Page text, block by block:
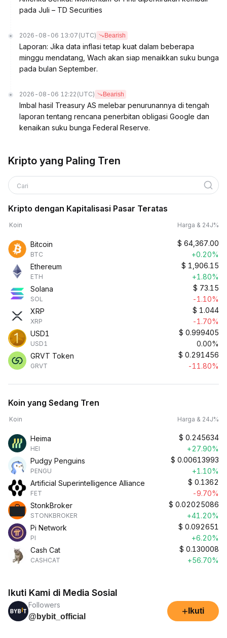
pada Juli – TD Securities
2026-08-06 13:07 (UTC) Bearish
Laporan: Jika data inflasi tetap kuat dalam beberapa
minggu mendatang, Wach akan siap menaikkan suku bunga
pada bulan September.
2026-08-06 12:22 (UTC) Bearish
Imbal hasil Treasury AS melebar penurunannya di tengah
laporan tentang rencana penerbitan obligasi Google dan
kenaikan suku bunga Federal Reserve.
Kripto yang Paling Tren
Cari
Kripto dengan Kapitalisasi Pasar Teratas
Koin Harga & 24J%
Bitcoin
BTC
$ 64,367.00
+0.20%
Ethereum
ETH
$ 1,906.15
+1.80%
Solana
SOL
$ 73.15
-1.10%
XRP
XRP
$ 1.044
-1.70%
USD1
USD1
$ 0.999405
0.00%
GRVT Token
GRVT
$ 0.291456
-11.80%
Koin yang Sedang Tren
Koin Harga & 24J%
Heima
HEI
$ 0.245634
+27.90%
Pudgy Penguins
PENGU
$ 0.00613993
+1.10%
Artificial Superintelligence Alliance
FET
$ 0.1362
-9.70%
StonkBroker
STONKBROKER
$ 0.02025086
+41.20%
Pi Network
PI
$ 0.092651
+6.20%
Cash Cat
CASHCAT
$ 0.130008
+56.70%
Ikuti Kami di Media Sosial
Followers
@bybit_official
+ Ikuti